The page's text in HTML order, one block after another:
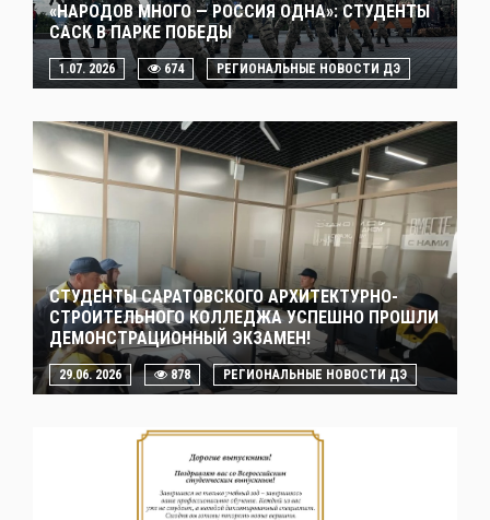
«НАРОДОВ МНОГО — РОССИЯ ОДНА»: СТУДЕНТЫ
САСК В ПАРКЕ ПОБЕДЫ
1.07. 2026 674 РЕГИОНАЛЬНЫЕ НОВОСТИ ДЭ
СТУДЕНТЫ САРАТОВСКОГО АРХИТЕКТУРНО-
СТРОИТЕЛЬНОГО КОЛЛЕДЖА УСПЕШНО ПРОШЛИ
ДЕМОНСТРАЦИОННЫЙ ЭКЗАМЕН!
29.06. 2026 878 РЕГИОНАЛЬНЫЕ НОВОСТИ ДЭ